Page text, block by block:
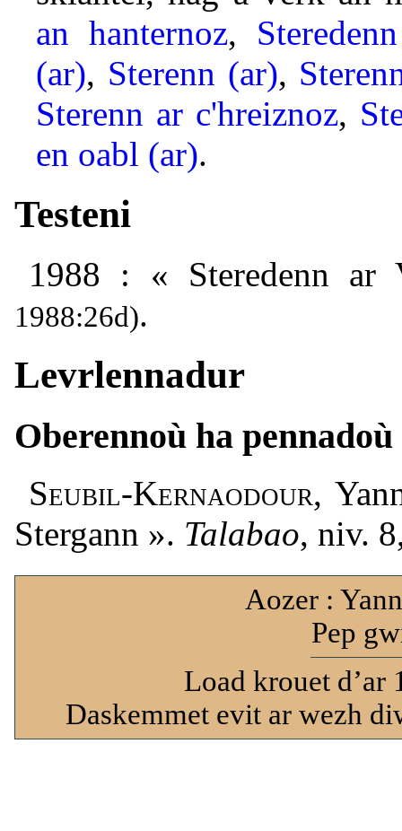
an hanternoz,
(ar), Sterenn (ar),
Sterenn ar c'hreiznoz,
en oabl (ar).
Testeni
1988 : « Steredenn ar
1988:26d).
Levrlennadur
Oberennoù ha pennadoù
Seubil-Kernaodour,
Stergann ». Talabao, niv.
Aozer :
Pep
Load krouet d’ar
Daskemmet evit ar wezh